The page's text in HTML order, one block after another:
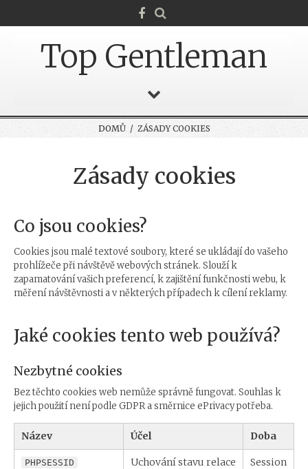
Top Gentleman
DOMŮ/ ZÁSADY COOKIES
Zásady cookies
Co jsou cookies?
Cookies jsou malé textové soubory, které se ukládají do vašeho
prohlížeče při návštěvě webových stránek. Slouží k
zapamatování vašich preferencí, k zajištění funkčnosti webu, k
měření návštěvnosti a v některých případech k cílení reklamy.
Jaké cookies tento web používá?
Nezbytné cookies
Bez těchto cookies web nemůže správně fungovat. Souhlas k
jejich použití není podle GDPR a směrnice ePrivacy potřeba.
Název Účel Doba
PHPSESSID
Uchování stavu relace
Session